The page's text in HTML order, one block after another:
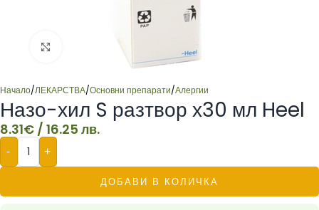
Click to enlarge
Начало/ЛЕКАРСТВА/Основни препарати/Алергии
Назо-хил S разтвор х30 мл Heel
8.31€ / 16.25 лв.
- +
ДОБАВИ В КОЛИЧКА